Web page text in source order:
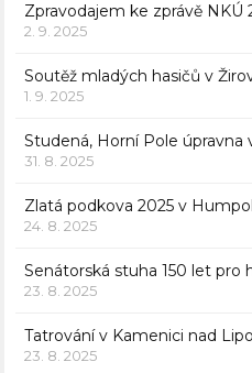
Zpravodajem ke zprávě NKÚ
2. 9. 2025
Soutěž mladých hasičů v
1. 9. 2025
Studená, Horní Pole úpravna
31. 8. 2025
Zlatá podkova 2025 v
24. 8. 2025
Senátorská stuha 150 let pro
23. 8. 2025
Tatrování v Kamenici nad
23. 8. 2025